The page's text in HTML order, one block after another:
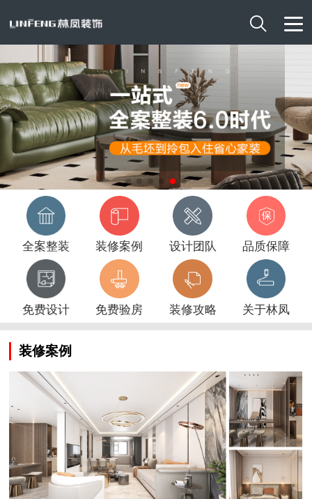

全案整装 装修案例 设计团队 品质保障
免费设计 免费验房 装修攻略 关于林凤
装修案例